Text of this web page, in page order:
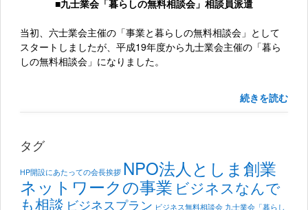
■九士業会「暮らしの無料相談会」相談員派遣
当初、六士業会主催の「事業と暮らしの無料相談会」として
スタートしましたが、平成19年度から九士業会主催の「暮ら
しの無料相談会」になりました。
続きを読む
タグ
HP開設にあたっての会長挨拶 NPO法人としま創業
ネットワークの事業 ビジネスなんで
も相談 ビジネスプラン ビジネス無料相談会 九士業会「暮らし